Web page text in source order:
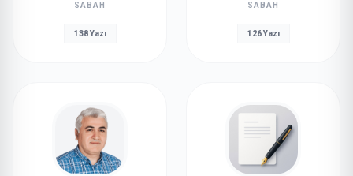
SABAH
138 Yazı
SABAH
126 Yazı